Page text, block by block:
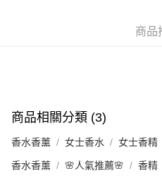
(澳門門市) 只顯示可選門市。確
商品
商品相關分類 (3)
香水香薰 女士香水 女士香精
香水香薰 🌸人氣推薦🌸 香精